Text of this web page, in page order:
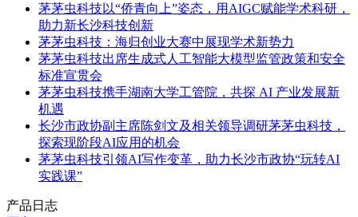
茅茅虫科技以“侨青向上”姿态，用AIGC赋能学术科研，
助力新长沙科技创新
茅茅虫科技：海归创业大赛中展现学术新势力
茅茅虫科技出席生成式人工智能大模型监管政策和安全
标准宣贯会
茅茅虫科技携手湖南大学工管院，共探 AI 产业发展新
机遇
长沙市政协副主席陈剑文及相关领导调研茅茅虫科技，
探索现阶段AI应用的机会
茅茅虫科技引领AI写作变革，助力长沙市政协“玩转AI
实践课”
产品日志